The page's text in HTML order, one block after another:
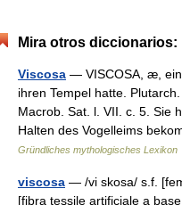
Mira otros diccionarios:
Viscosa — VISCOSA, æ,
ihren Tempel hatte.
Macrob. Sat. l. VII. c. 5. Sie
Halten des Vogelleims
Gründliches mythologisches Lexikon
viscosa — /vi skosa/ s.f.
[fibra tessile artificiale a